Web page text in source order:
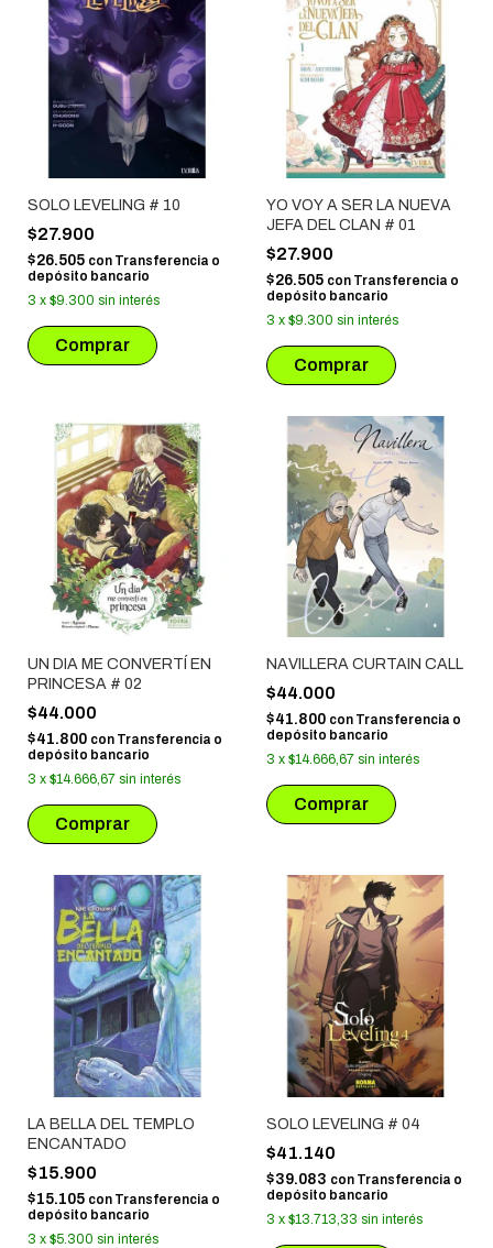
SOLO LEVELING # 10
$27.900
$26.505 con Transferencia o
depósito bancario
3 x $9.300 sin interés
YO VOY A SER LA NUEVA
JEFA DEL CLAN # 01
$27.900
$26.505 con Transferencia o
depósito bancario
3 x $9.300 sin interés
UN DIA ME CONVERTÍ EN
PRINCESA # 02
$44.000
$41.800 con Transferencia o
depósito bancario
3 x $14.666,67 sin interés
NAVILLERA CURTAIN CALL
$44.000
$41.800 con Transferencia o
depósito bancario
3 x $14.666,67 sin interés
LA BELLA DEL TEMPLO
ENCANTADO
$15.900
$15.105 con Transferencia o
depósito bancario
3 x $5.300 sin interés
SOLO LEVELING # 04
$41.140
$39.083 con Transferencia o
depósito bancario
3 x $13.713,33 sin interés